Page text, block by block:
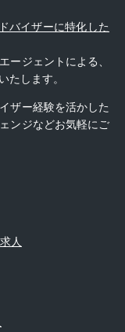
バイザーに特化した
ージェントによる、
たします。
ザー経験を活かした
ンジなどお気軽にご
人